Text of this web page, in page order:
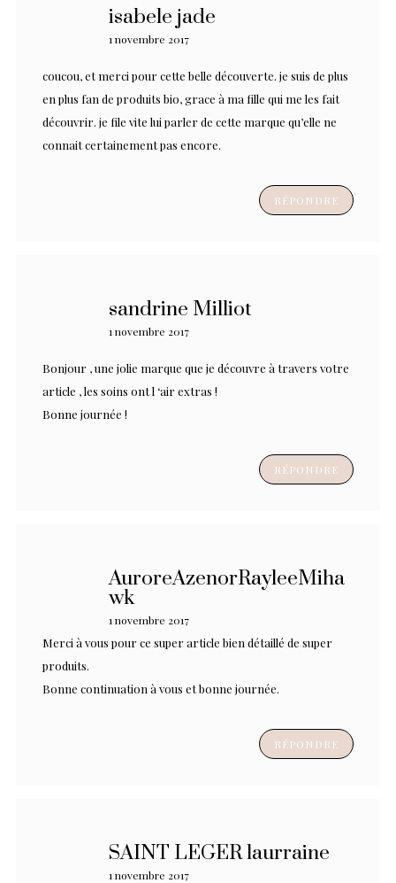
isabele jade
1 novembre 2017
coucou, et merci pour cette belle découverte. je suis de plus
en plus fan de produits bio, grace à ma fille qui me les fait
découvrir. je file vite lui parler de cette marque qu’elle ne
connait certainement pas encore.
RÉPONDRE
sandrine Milliot
1 novembre 2017
Bonjour , une jolie marque que je découvre à travers votre
article , les soins ont l ‘air extras !
Bonne journée !
RÉPONDRE
AuroreAzenorRayleeMiha
wk
1 novembre 2017
Merci à vous pour ce super article bien détaillé de super
produits.
Bonne continuation à vous et bonne journée.
RÉPONDRE
SAINT LEGER laurraine
1 novembre 2017